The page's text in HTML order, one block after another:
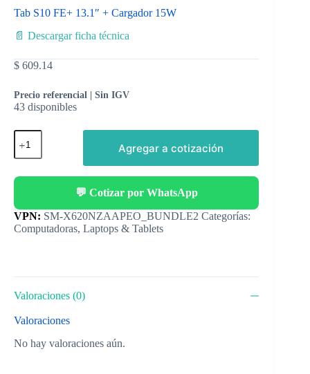
Tab S10 FE+ 13.1″ + Cargador 15W
📄 Descargar ficha técnica
$ 609.14
Precio referencial | Sin IGV
43 disponibles
Agregar a cotización
💬 Cotizar por WhatsApp
Categorías:
Computadoras, Laptops & Tablets
Valoraciones (0)
Valoraciones
No hay valoraciones aún.